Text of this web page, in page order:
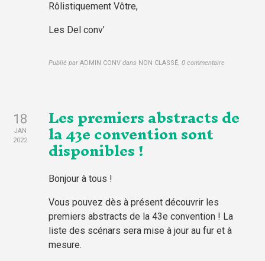
Rôlistiquement Vôtre,
Les Del conv’
Publié par ADMIN CONV dans NON CLASSÉ,0 commentaire
18
JAN
2022
Les premiers abstracts de
la 43e convention sont
disponibles !
Bonjour à tous !
Vous pouvez dès à présent découvrir les
premiers abstracts de la 43e convention ! La
liste des scénars sera mise à jour au fur et à
mesure.